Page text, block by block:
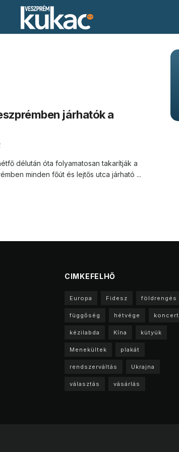
járhatók a
délután óta folyamatosan takarítják a
minden főút és lejtős utca járható ...
CIMKEFELHŐ
Europa Fidesz földrengés
függőség hétvége koncert
kézilabda Kína kütyük
Menekültek plakát
rendszerváltás Ukrajna
választás vásárlás